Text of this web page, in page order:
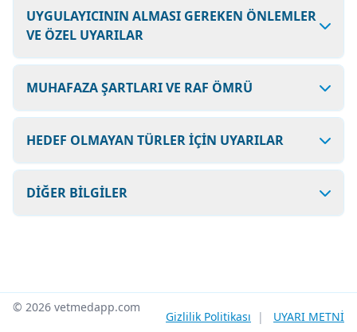
UYGULAYICININ ALMASI GEREKEN ÖNLEMLER
VE ÖZEL UYARILAR
MUHAFAZA ŞARTLARI VE RAF ÖMRÜ
HEDEF OLMAYAN TÜRLER İÇİN UYARILAR
DİĞER BİLGİLER
© 2026 vetmedapp.com
Gizlilik Politikası | UYARI METNİ